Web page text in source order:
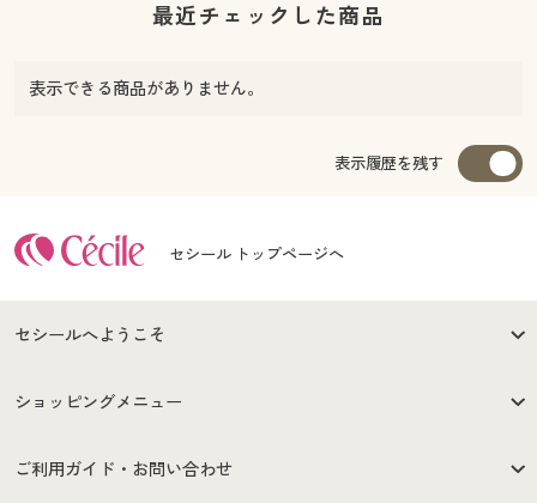
最近チェックした商品
表示できる商品がありません。
表示履歴を残す
セシール トップページへ
セシールへようこそ
はじめての方へ
セシールご利用規約
ショッピングメニュー
商品カテゴリ
ご利用ガイド・お問い合わせ